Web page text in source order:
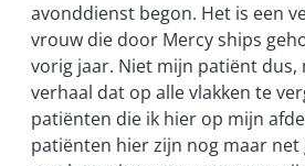
avonddienst begon. Het is een
vrouw die door Mercy ships
vorig jaar. Niet mijn patiënt dus,
verhaal dat op alle vlakken te
patiënten die ik hier op mijn
patiënten hier zijn nog maar